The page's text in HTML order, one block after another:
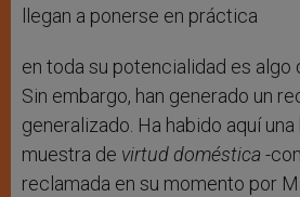
llegan a ponerse en práctica
en toda su potencialidad es algo
Sin embargo, han generado un
generalizado. Ha habido aquí
muestra de virtud doméstica -
reclamada en su momento por